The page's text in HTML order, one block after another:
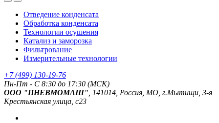
Отведение конденсата
Обработка конденсата
Технологии осушения
Катализ и заморозка
Фильтрование
Измерительные технологии
+7 (499) 130-19-76
Пн-Пт - C 8:30 до 17:30 (МСК)
ООО "ПНЕВМОМАШ" , 141014, Россия, МО, г.Мытищи, 3-я
Крестьянская улица, с23